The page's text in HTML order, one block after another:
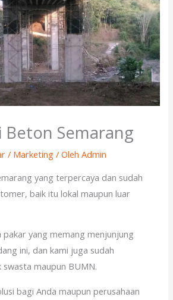
Beton Semarang
/ Marketing / OlehAdmin
yang terpercaya dan sudah
baik itu lokal maupun luar
pakar yang memang menjunjung
ini, dan kami juga sudah
maupun BUMN.
bagi Anda maupun perusahaan